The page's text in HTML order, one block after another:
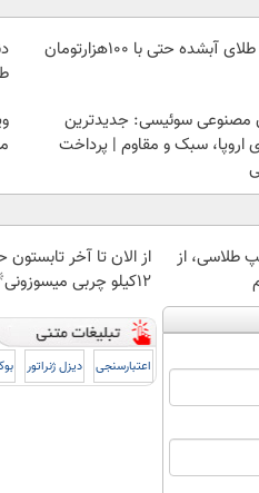
آبشده حتی با ۱۰۰هزارتومان
مصنوعی سوئیسی: جدیدترین
اروپا، سبک و مقاوم | پرداخت
طلاسی، از
از الان تا آخر
12کیلو چربی میسوزونی🧨
اعتبارسنجی دیزل ژنراتور